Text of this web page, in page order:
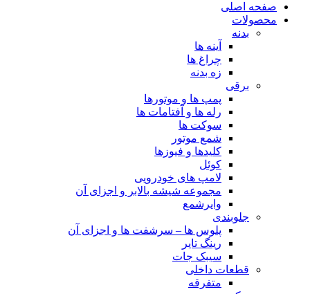
صفحه اصلی
محصولات
بدنه
آینه ها
چراغ ها
زه بدنه
برقی
پمپ ها و موتورها
رله ها و آفتامات ها
سوکت ها
شمع موتور
کلیدها و فیوزها
کوئل
لامپ های خودرویی
مجموعه شیشه بالابر و اجزای آن
وایرشمع
جلوبندی
پلوس ها – سرشفت ها و اجزای آن
رینگ تایر
سیبک جات
قطعات داخلی
متفرقه